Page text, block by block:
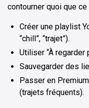
contourner quoi que ce
Créer une playlist
“chill”, “trajet”).
Utiliser “À regarder
Sauvegarder des
Passer en
(trajets fréquents).